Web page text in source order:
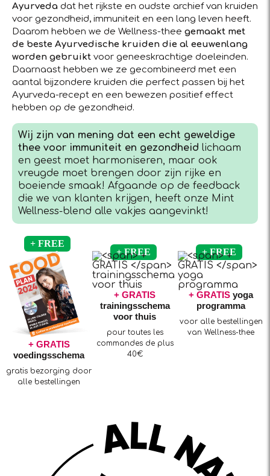
Ayurveda dat het rijkste en oudste archief van kruiden
voor gezondheid, immuniteit en een lang leven heeft.
Daarom hebben we de Wellness-thee gemaakt met
de beste Ayurvedische kruiden die al eeuwenlang
worden gebruikt voor geneeskrachtige doeleinden.
Daarnaast hebben we ze gecombineerd met een
aantal bijzondere kruiden die perfect passen bij het
Ayurveda-recept en een bewezen positief effect
hebben op de gezondheid.
Wij zijn van mening dat een echt geweldige
thee voor immuniteit en gezondheid lichaam
en geest moet harmoniseren, maar ook
vreugde moet brengen door zijn rijke en
boeiende smaak! Afgaande op de feedback
die we van klanten krijgen, heeft onze Mint
Wellness-blend alle vakjes aangevinkt!
+ GRATIS
voedingsschema
gratis bezorging door
alle bestellingen
+ GRATIS
trainingsschema
voor thuis
pour toutes les
commandes de plus
40€
+ GRATIS yoga
programma
voor alle bestellingen
van Wellness-thee